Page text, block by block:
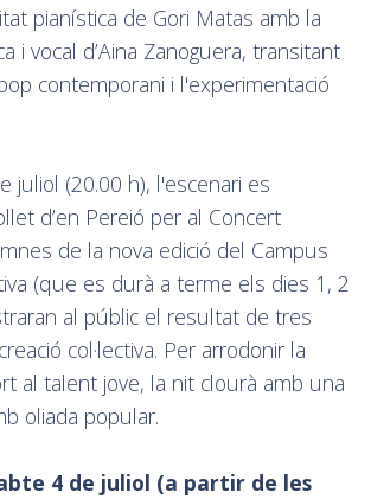
pianística de Gori Matas amb la
i vocal d’Aina Zanoguera, transitant
contemporani i l'experimentació
juliol (20.00 h), l'escenari es
d’en Pereió per al Concert
de la nova edició del Campus
(que es durà a terme els dies 1, 2
al públic el resultat de tres
col·lectiva. Per arrodonir la
al talent jove, la nit clourà amb una
oliada popular.
4 de juliol (a partir de les